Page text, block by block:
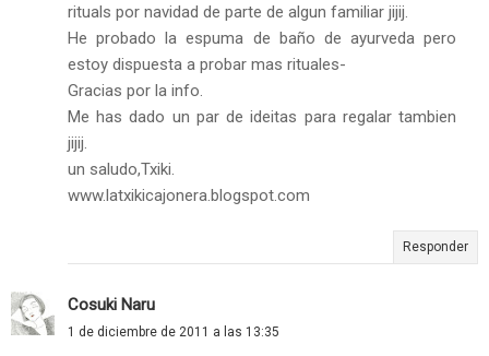
rituals por navidad de parte de algun familiar jijij.
He probado la espuma de baño de ayurveda pero
estoy dispuesta a probar mas rituales-
Gracias por la info.
Me has dado un par de ideitas para regalar tambien
jijij.
un saludo,Txiki.
www.latxikicajonera.blogspot.com
Responder
Cosuki Naru
1 de diciembre de 2011 a las 13:35